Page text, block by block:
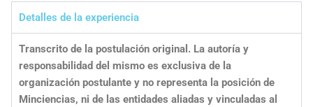
Detalles de la experiencia
Transcrito de la postulación original. La autoría y
responsabilidad del mismo es exclusiva de la
organización postulante y no representa la posición de
Minciencias, ni de las entidades aliadas y vinculadas al